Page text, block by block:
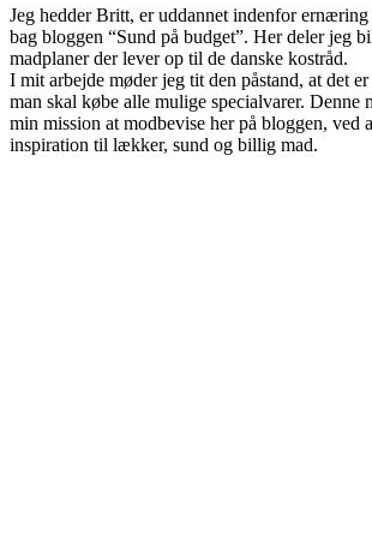
Jeg hedder Britt, er uddannet indenfor ernæring
bag bloggen “Sund på budget”. Her deler jeg
madplaner der lever op til de danske kostråd.
I mit arbejde møder jeg tit den påstand, at det
man skal købe alle mulige specialvarer. Denne
min mission at modbevise her på bloggen, ved
inspiration til lækker, sund og billig mad.